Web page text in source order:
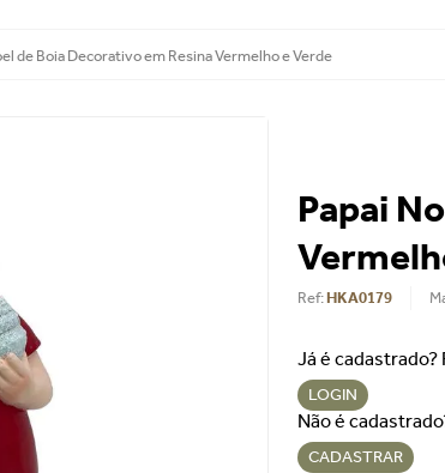
de Boia Decorativo em Resina Vermelho e Verde
Papai
Ref:HKA0179
Já é cadastrado?
LOGIN
Não é
CADASTRAR